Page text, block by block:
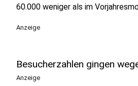
60.000 weniger als im
Anzeige
Besucherzahlen gingen
Anzeige